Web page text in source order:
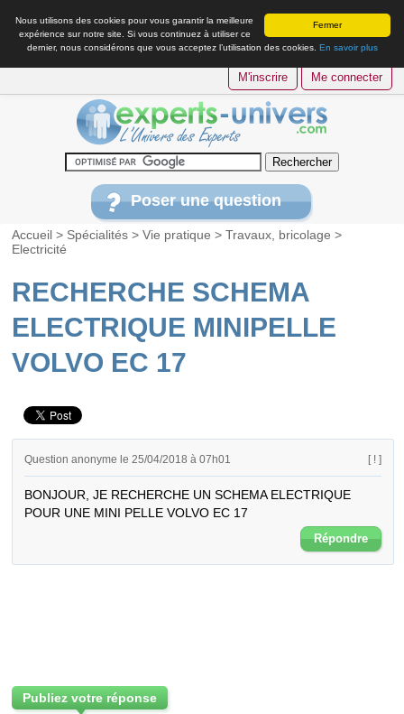
Fermer
Nous utilisons des cookies pour vous garantir la meilleure
expérience sur notre site. Si vous continuez à utiliser ce
dernier, nous considérons que vous acceptez l’utilisation des cookies. En savoir plus
M'inscrire Me connecter
Poser une question
Accueil > Spécialités >Vie pratique >Travaux, bricolage >
Electricité
RECHERCHE SCHEMA
ELECTRIQUE MINIPELLE
VOLVO EC 17
Question anonyme le 25/04/2018 à 07h01 [ ! ]
BONJOUR, JE RECHERCHE UN SCHEMA ELECTRIQUE
POUR UNE MINI PELLE VOLVO EC 17
Répondre
Publiez votre réponse